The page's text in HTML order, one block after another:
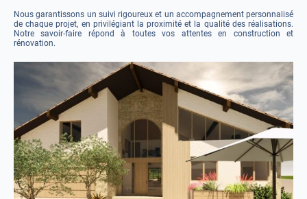
Nous garantissons un suivi rigoureux et un accompagnement personnalisé
de chaque projet, en privilégiant la proximité et la qualité des réalisations.
Notre savoir-faire répond à toutes vos attentes en construction et
rénovation.